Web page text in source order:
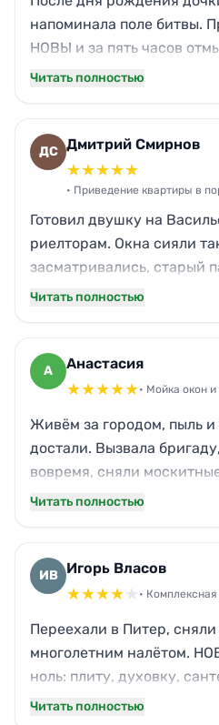
напоминала поле битвы.
НОВЫ и за пять часов
жир с вытяжки, следы
Кот спокойно вернулся
даже не чихнул. Теперь
Читать полностью
ДС Дмитрий Смирнов
★★★★★
• Приведение квартиры в
Готовил двушку на
риелторам. Окна сияли
засматривались, старый
думал — только циклёвка
Покупатели отметили, что
Спасибо, выручили!
Читать полностью
А Анастасия
★★★★★• Мойка окон
Живём за городом, пыль и
достали. Вызвала
вовремя, сняли
стёкла без разводов, хотя
поверил, что это наш дом.
постоянной основе.
Читать полностью
ИВ Игорь Власов
★★★★★ •
Переехали в Питер,
многолетним налётом.
ноль: плиту, духовку,
прихожей протёрли от
Читать полностью